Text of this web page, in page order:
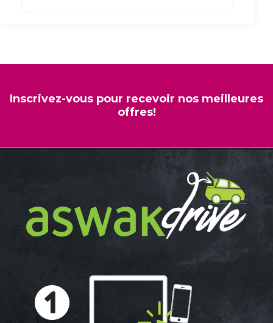
Inscrivez-vous pour recevoir nos meilleures
offres!